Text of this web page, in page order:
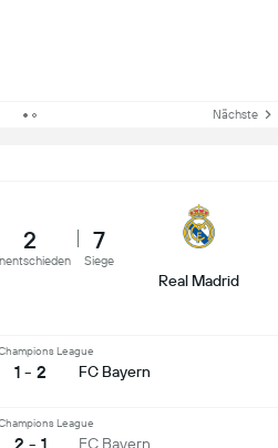
Nächste
2 7
Siege
Real Madrid
League
1 - 2 FC Bayern
League
2 - 1 FC Bayern